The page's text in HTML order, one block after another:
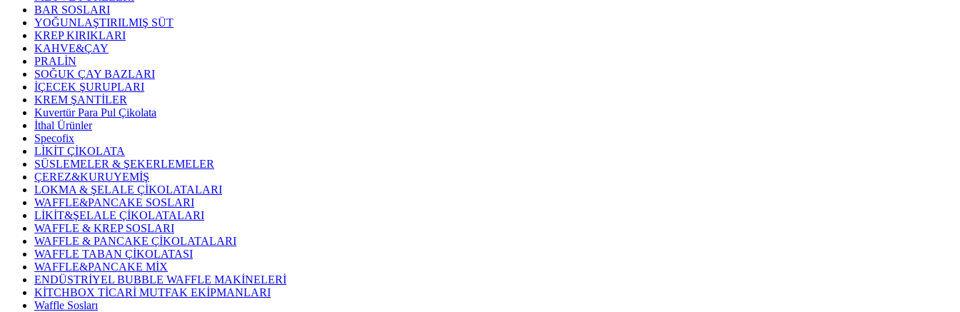
BAR SOSLARI
YOĞUNLAŞTIRILMIŞ SÜT
KREP KIRIKLARI
KAHVE&ÇAY
PRALİN
SOĞUK ÇAY BAZLARI
İÇECEK ŞURUPLARI
KREM ŞANTİLER
Kuvertür Para Pul Çikolata
İthal Ürünler
Specofix
LİKİT ÇİKOLATA
SÜSLEMELER & ŞEKERLEMELER
ÇEREZ&KURUYEMİŞ
LOKMA & ŞELALE ÇİKOLATALARI
WAFFLE&PANCAKE SOSLARI
LİKİT&ŞELALE ÇİKOLATALARI
WAFFLE & KREP SOSLARI
WAFFLE & PANCAKE ÇİKOLATALARI
WAFFLE TABAN ÇİKOLATASI
WAFFLE&PANCAKE MİX
ENDÜSTRİYEL BUBBLE WAFFLE MAKİNELERİ
KİTCHBOX TİCARİ MUTFAK EKİPMANLARI
Waffle Sosları